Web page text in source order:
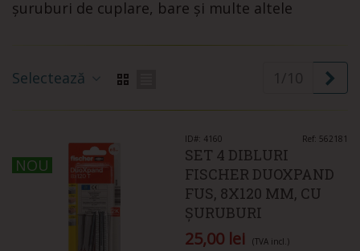
șuruburi de cuplare, bare și multe altele
Selectează 1/10
NOU
NOU
ID#: 4160 Ref: 562181
SET 4 DIBLURI
FISCHER DUOXPAND
FUS, 8X120 MM, CU
ȘURUBURI
25,00 lei (TVA incl.)